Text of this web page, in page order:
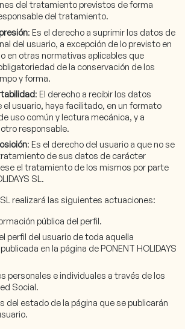
del tratamiento previstos de forma
del tratamiento.
: Es el derecho a suprimir los datos de
del usuario, a excepción de lo previsto en
o en otras normativas aplicables que
de la conservación de los
y forma.
: El derecho a recibir los datos
el usuario, haya facilitado, en un formato
uso común y lectura mecánica, y a
responsable.
: Es el derecho del usuario a que no se
de sus datos de carácter
el tratamiento de los mismos por parte
SL.
SL realizará las siguientes actuaciones:
pública del perfil.
perfil del usuario de toda aquella
en la página de PONENT HOLIDAYS
personales e individuales a través de los
Social.
del estado de la página que se publicarán